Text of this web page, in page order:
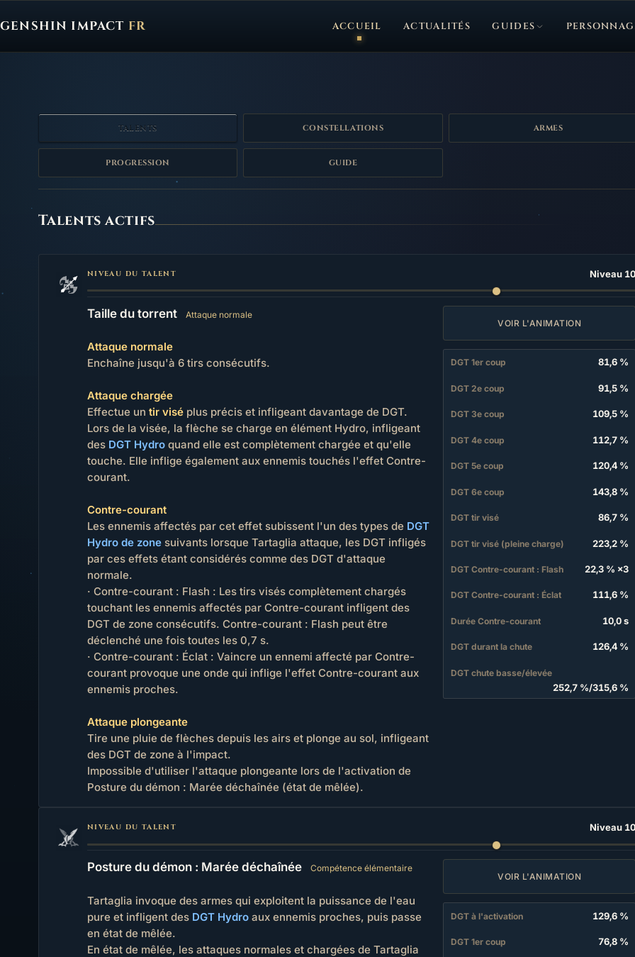
GENSHIN IMPACT FR
Genshin Impact FR, retour à l'accueil
ACCUEIL ACTUALITÉS GUIDES
TALENTS CONSTELLATIONS ARMES
PROGRESSION GUIDE
Talents
Talents actifs
NIVEAU DU TALENT Niveau
Taille du torrent Attaque normale
Attaque normale
Enchaîne jusqu'à 6 tirs consécutifs.
Attaque chargée
Effectue un tir viséplus précis et infligeant davantage de DGT.
Lors de la visée, la flèche se charge en élément Hydro, infligeant
des DGT Hydroquand elle est complètement chargée et qu'elle
touche. Elle inflige également aux ennemis touchés l'effet Contre-
courant.
Contre-courant
Les ennemis affectés par cet effet subissent l'un des types de DGT
Hydro de zonesuivants lorsque Tartaglia attaque, les DGT infligés
par ces effets étant considérés comme des DGT d'attaque
normale.
· Contre-courant : Flash : Les tirs visés complètement chargés
touchant les ennemis affectés par Contre-courant infligent des
DGT de zone consécutifs. Contre-courant : Flash peut être
déclenché une fois toutes les 0,7 s.
· Contre-courant : Éclat : Vaincre un ennemi affecté par Contre-
courant provoque une onde qui inflige l'effet Contre-courant aux
ennemis proches.
Attaque plongeante
Tire une pluie de flèches depuis les airs et plonge au sol, infligeant
des DGT de zone à l'impact.
Impossible d'utiliser l'attaque plongeante lors de l'activation de
Posture du démon : Marée déchaînée (état de mêlée).
VOIR L'ANIMATION
DGT 1er coup 81,6 %
DGT 2e coup 91,5 %
DGT 3e coup 109,5 %
DGT 4e coup 112,7 %
DGT 5e coup 120,4 %
DGT 6e coup 143,8 %
DGT tir visé 86,7 %
DGT tir visé (pleine charge) 223,2 %
DGT Contre-courant : Flash 22,3 % ×3
DGT Contre-courant : Éclat 111,6 %
Durée Contre-courant 10,0 s
DGT durant la chute 126,4 %
DGT chute basse/élevée
252,7 %/315,6 %
NIVEAU DU TALENT Niveau
Posture du démon : Marée déchaînée Compétence élémentaire
Tartaglia invoque des armes qui exploitent la puissance de l'eau
pure et infligent des DGT Hydroaux ennemis proches, puis passe
en état de mêlée.
En état de mêlée, les attaques normales et chargées de Tartaglia
VOIR L'ANIMATION
DGT à l'activation 129,6 %
DGT 1er coup 76,8 %